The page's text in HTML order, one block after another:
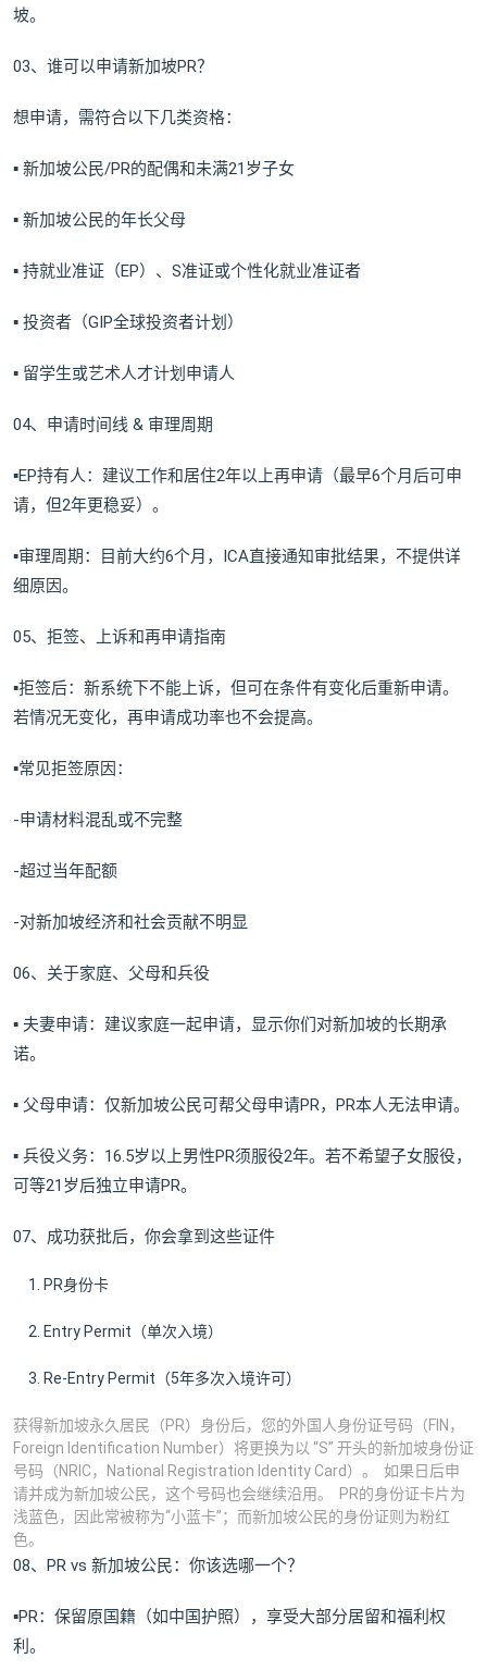
坡。
03、谁可以申请新加坡PR？
想申请，需符合以下几类资格：
▪ 新加坡公民/PR的配偶和未满21岁子女
▪ 新加坡公民的年长父母
▪ 持就业准证（EP）、S准证或个性化就业准证者
▪ 投资者（GIP全球投资者计划）
▪ 留学生或艺术人才计划申请人
04、申请时间线 & 审理周期
▪EP持有人：建议工作和居住2年以上再申请（最早6个月后可申
请，但2年更稳妥）。
▪审理周期：目前大约6个月，ICA直接通知审批结果，不提供详
细原因。
05、拒签、上诉和再申请指南
▪拒签后：新系统下不能上诉，但可在条件有变化后重新申请。
若情况无变化，再申请成功率也不会提高。
▪常见拒签原因：
-申请材料混乱或不完整
-超过当年配额
-对新加坡经济和社会贡献不明显
06、关于家庭、父母和兵役
▪ 夫妻申请：建议家庭一起申请，显示你们对新加坡的长期承
诺。
▪ 父母申请：仅新加坡公民可帮父母申请PR，PR本人无法申请。
▪ 兵役义务：16.5岁以上男性PR须服役2年。若不希望子女服役，
可等21岁后独立申请PR。
07、成功获批后，你会拿到这些证件
PR身份卡
Entry Permit（单次入境）
Re-Entry Permit（5年多次入境许可）
获得新加坡永久居民（PR）身份后，您的外国人身份证号码（FIN，
Foreign Identification Number）将更换为以 “S” 开头的新加坡身份证
号码（NRIC，National Registration Identity Card）。 如果日后申
请并成为新加坡公民，这个号码也会继续沿用。 PR的身份证卡片为
浅蓝色，因此常被称为“小蓝卡”；而新加坡公民的身份证则为粉红
色。
08、PR vs 新加坡公民：你该选哪一个？
▪PR：保留原国籍（如中国护照），享受大部分居留和福利权
利。